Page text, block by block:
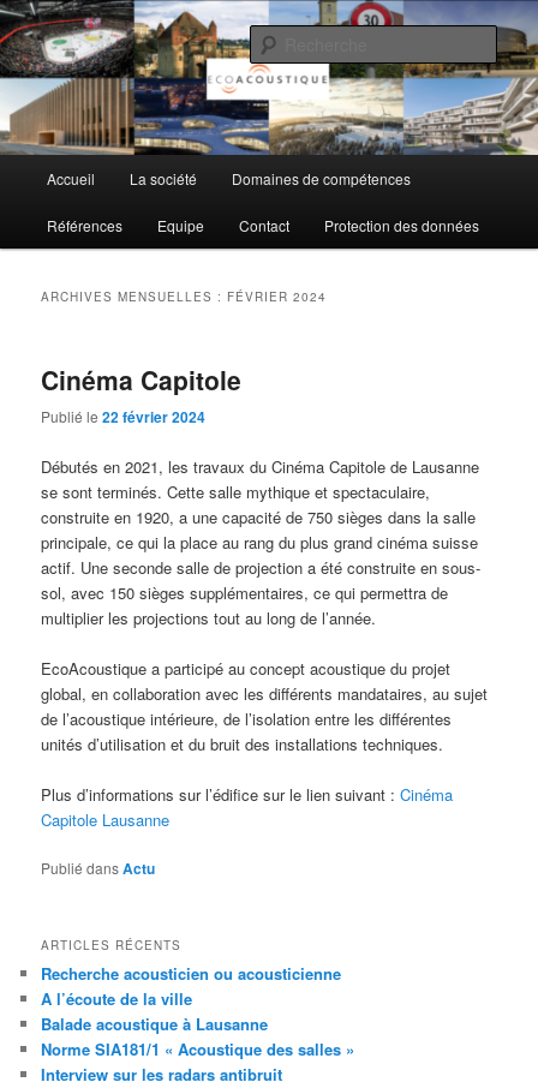
Aller
au
contenu
principal
Aller
au
contenu
secondaireEcoAcoustique SA
principal
Accueil La société Domaines de compétences
Références Equipe Contact Protection des données
ARCHIVES MENSUELLES : FÉVRIER 2024
Cinéma Capitole
Publié le22 février 2024
Débutés en 2021, les travaux du Cinéma Capitole de Lausanne
se sont terminés. Cette salle mythique et spectaculaire,
construite en 1920, a une capacité de 750 sièges dans la salle
principale, ce qui la place au rang du plus grand cinéma suisse
actif. Une seconde salle de projection a été construite en sous-
sol, avec 150 sièges supplémentaires, ce qui permettra de
multiplier les projections tout au long de l’année.
EcoAcoustique a participé au concept acoustique du projet
global, en collaboration avec les différents mandataires, au sujet
de l’acoustique intérieure, de l’isolation entre les différentes
unités d’utilisation et du bruit des installations techniques.
Plus d’informations sur l’édifice sur le lien suivant :Cinéma
Capitole Lausanne
Publié dansActu
ARTICLES RÉCENTS
Recherche acousticien ou acousticienne
A l’écoute de la ville
Balade acoustique à Lausanne
Norme SIA181/1 « Acoustique des salles »
Interview sur les radars antibruit